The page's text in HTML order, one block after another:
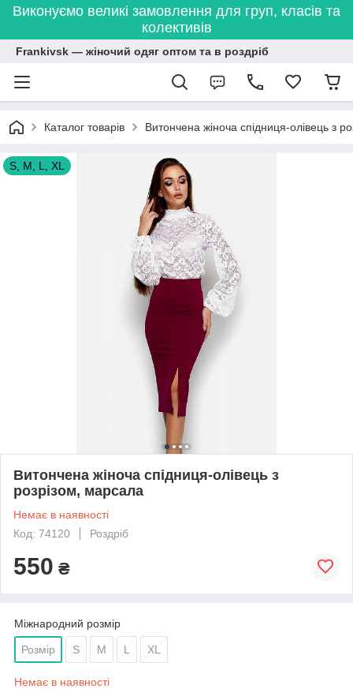
Виконуємо великі замовлення для груп, класів та
колективів
Frankivsk — жіночий одяг оптом та в роздріб
Каталог товарів Витончена жіноча спідниця-олівець з
S, M, L, XL
Витончена жіноча спідниця-олівець з
розрізом, марсала
Немає в наявності
Код: 74120
Роздріб
550 ₴
Міжнародний розмір
Розмір S M L XL
Немає в наявності